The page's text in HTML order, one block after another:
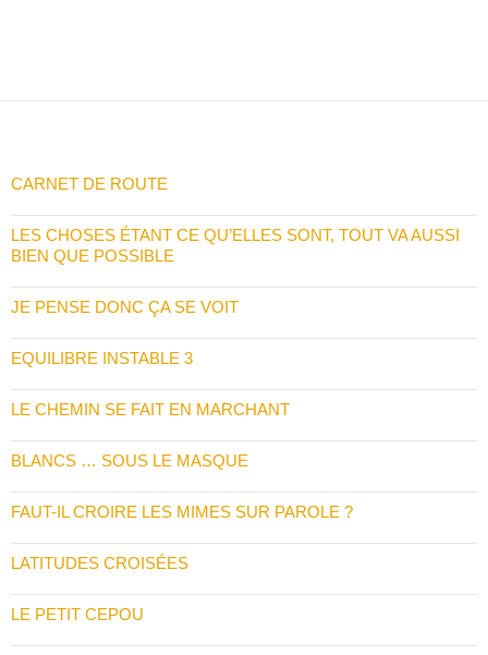
CARNET DE ROUTE
LES CHOSES ÉTANT CE QU’ELLES SONT, TOUT VA AUSSI
BIEN QUE POSSIBLE
JE PENSE DONC ÇA SE VOIT
EQUILIBRE INSTABLE 3
LE CHEMIN SE FAIT EN MARCHANT
BLANCS … SOUS LE MASQUE
FAUT-IL CROIRE LES MIMES SUR PAROLE ?
LATITUDES CROISÉES
LE PETIT CEPOU